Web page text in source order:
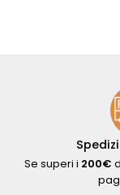
Se superi i 200€